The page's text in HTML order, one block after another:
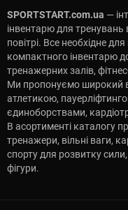
SPORTSTART.com.ua —
інвентарю для тренувань
повітрі. Все необхідне
компактного інвентарю
тренажерних залів,
Ми пропонуємо широкий
атлетикою,
єдиноборствами,
В асортименті каталогу
тренажери, вільні ваги,
спорту для розвитку
фігури.